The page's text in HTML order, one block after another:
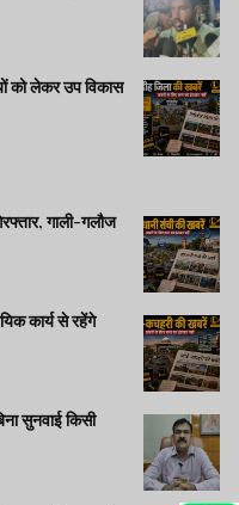
को लेकर उप विकास
गाली-गलौज
कार्य से रहेंगे
सुनवाई किसी